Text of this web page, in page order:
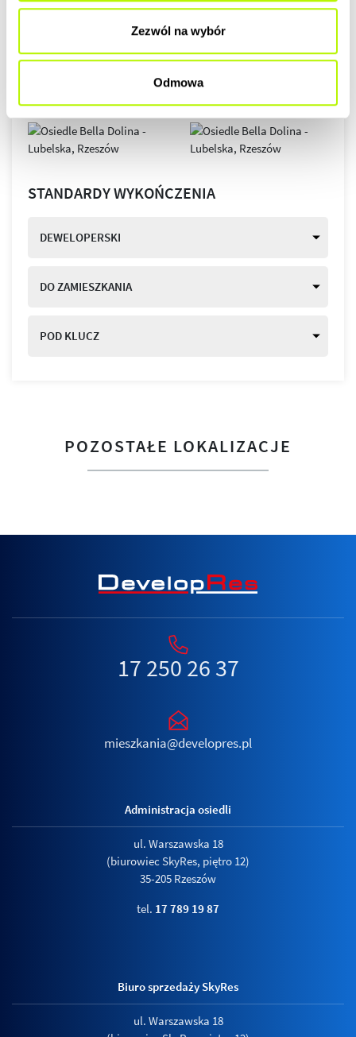
Zezwól na wybór
Odmowa
STANDARDY WYKOŃCZENIA
DEWELOPERSKI
DO ZAMIESZKANIA
POD KLUCZ
POZOSTAŁE LOKALIZACJE
17 250 26 37
mieszkania@developres.pl
Administracja osiedli
ul. Warszawska 18
(biurowiec SkyRes, piętro 12)
35-205 Rzeszów
tel. 17 789 19 87
Biuro sprzedaży SkyRes
ul. Warszawska 18